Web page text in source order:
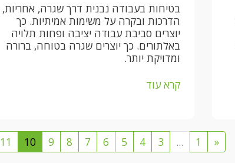
בטיחות בעבודה נבנית דרך שגרה, אחריות,
הדרכות ובקרה על משימות אמיתיות. כך
יוצרים סביבת עבודה יציבה ופחות תלויה
באלתורים. כך יוצרים שגרה בטוחה, ברורה
ומדויקת יותר.
קרא עוד
«
1
...
3
4
5
6
7
8
9
10
11